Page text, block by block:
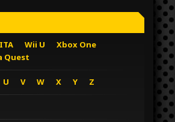
Wii U
Xbox One
Quest
U V W X Y Z